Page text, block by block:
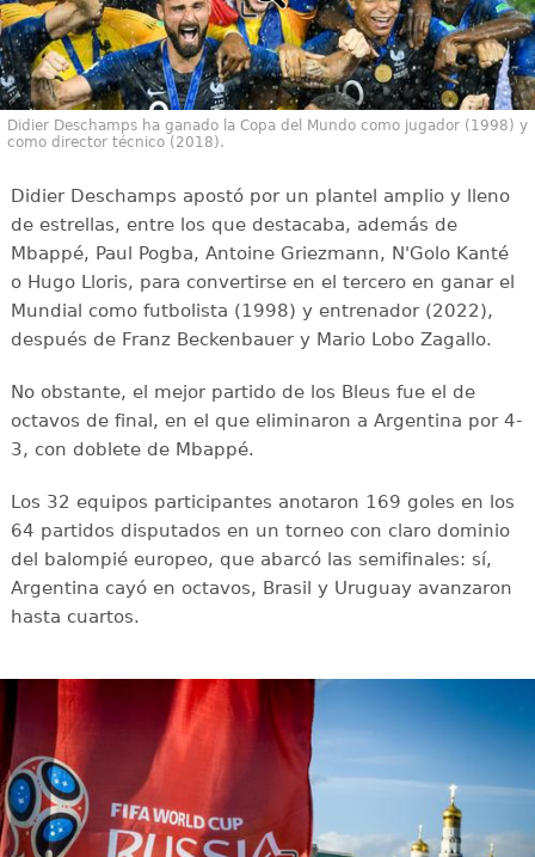
Didier Deschamps ha ganado la Copa del Mundo como jugador (1998) y
como director técnico (2018).
Didier Deschamps apostó por un plantel amplio y lleno
de estrellas, entre los que destacaba, además de
Mbappé, Paul Pogba, Antoine Griezmann, N'Golo Kanté
o Hugo Lloris, para convertirse en el tercero en ganar el
Mundial como futbolista (1998) y entrenador (2022),
después de Franz Beckenbauer y Mario Lobo Zagallo.
No obstante, el mejor partido de los Bleus fue el de
octavos de final, en el que eliminaron a Argentina por 4-
3, con doblete de Mbappé.
Los 32 equipos participantes anotaron 169 goles en los
64 partidos disputados en un torneo con claro dominio
del balompié europeo, que abarcó las semifinales: sí,
Argentina cayó en octavos, Brasil y Uruguay avanzaron
hasta cuartos.